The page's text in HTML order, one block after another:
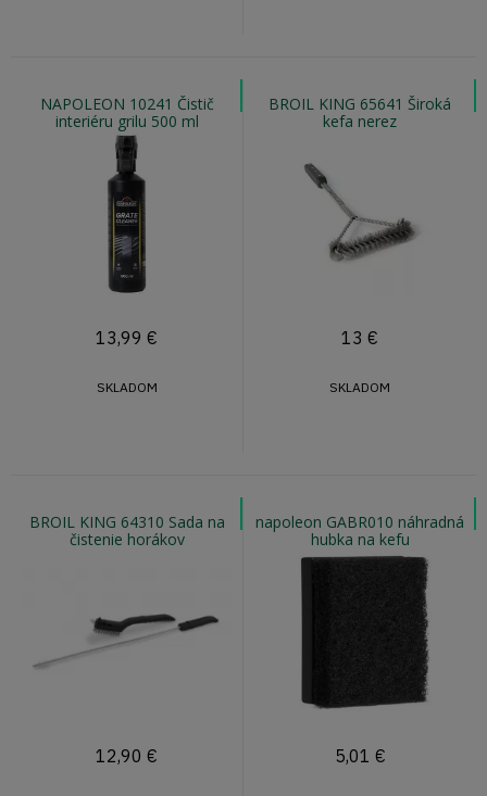
NAPOLEON 10241 Čistič
interiéru grilu 500 ml
13,99 €
SKLADOM
BROIL KING 65641 Široká
kefa nerez
13 €
SKLADOM
BROIL KING 64310 Sada na
čistenie horákov
12,90 €
napoleon GABR010 náhradná
hubka na kefu
5,01 €